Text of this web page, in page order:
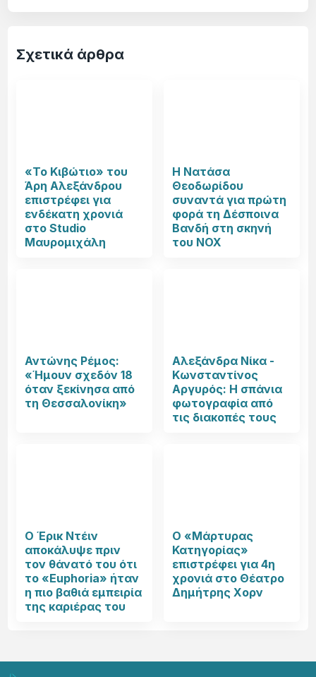
Σχετικά άρθρα
«Το Κιβώτιο» του
Άρη Αλεξάνδρου
επιστρέφει για
ενδέκατη χρονιά
στο Studio
Μαυρομιχάλη
Η Νατάσα
Θεοδωρίδου
συναντά για πρώτη
φορά τη Δέσποινα
Βανδή στη σκηνή
του NOX
Αντώνης Ρέμος:
«Ήμουν σχεδόν 18
όταν ξεκίνησα από
τη Θεσσαλονίκη»
Αλεξάνδρα Νίκα -
Κωνσταντίνος
Αργυρός: Η σπάνια
φωτογραφία από
τις διακοπές τους
Ο Έρικ Ντέιν
αποκάλυψε πριν
τον θάνατό του ότι
το «Euphoria» ήταν
η πιο βαθιά εμπειρία
της καριέρας του
Ο «Μάρτυρας
Κατηγορίας»
επιστρέφει για 4η
χρονιά στο Θέατρο
Δημήτρης Χορν